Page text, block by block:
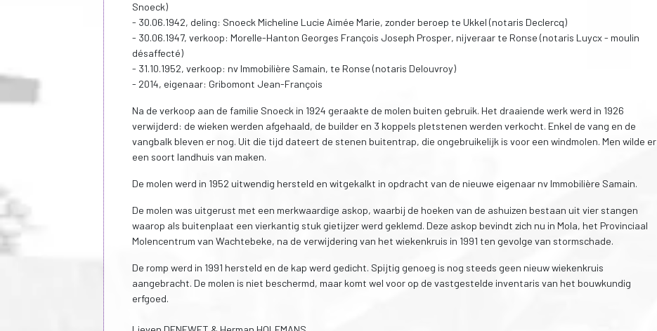
Snoeck)
- 30.06.1942, deling: Snoeck Micheline Lucie Aimée Marie, zonder beroep te Ukkel (notaris Declercq)
- 30.06.1947, verkoop: Morelle-Hanton Georges François Joseph Prosper, nijveraar te Ronse (notaris Luycx - moulin
désaffecté)
- 31.10.1952, verkoop: nv Immobilière Samain, te Ronse (notaris Delouvroy)
- 2014, eigenaar: Gribomont Jean-François
Na de verkoop aan de familie Snoeck in 1924 geraakte de molen buiten gebruik. Het draaiende werk werd in 1926
verwijderd: de wieken werden afgehaald, de builder en 3 koppels pletstenen werden verkocht. Enkel de vang en de
vangbalk bleven er nog. Uit die tijd dateert de stenen buitentrap, die ongebruikelijk is voor een windmolen. Men wilde er
een soort landhuis van maken.
De molen werd in 1952 uitwendig hersteld en witgekalkt in opdracht van de nieuwe eigenaar nv Immobilière Samain.
De molen was uitgerust met een merkwaardige askop, waarbij de hoeken van de ashuizen bestaan uit vier stangen
waarop als buitenplaat een vierkantig stuk gietijzer werd geklemd. Deze askop bevindt zich nu in Mola, het Provinciaal
Molencentrum van Wachtebeke, na de verwijdering van het wiekenkruis in 1991 ten gevolge van stormschade.
De romp werd in 1991 hersteld en de kap werd gedicht. Spijtig genoeg is nog steeds geen nieuw wiekenkruis
aangebracht. De molen is niet beschermd, maar komt wel voor op de vastgestelde inventaris van het bouwkundig
erfgoed.